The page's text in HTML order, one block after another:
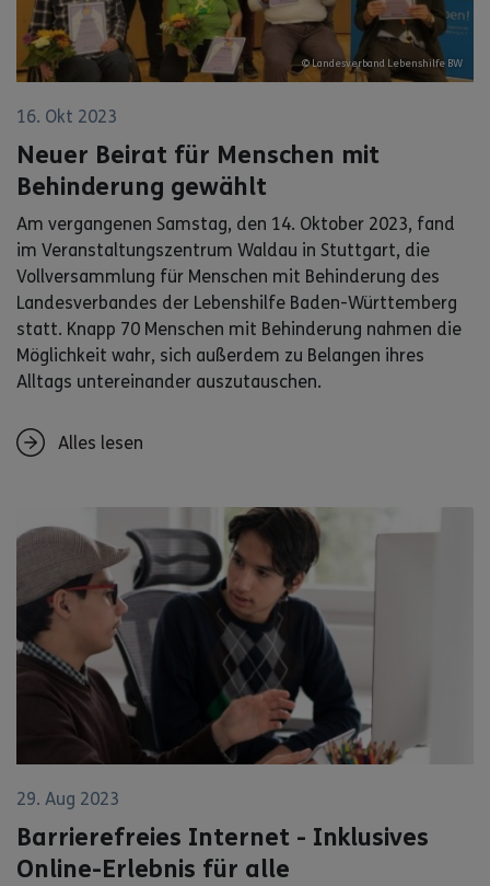
© Landesverband Lebenshilfe BW
16. Okt 2023
Neuer Beirat für Menschen mit
Behinderung gewählt
Am vergangenen Samstag, den 14. Oktober 2023, fand
im Veranstaltungszentrum Waldau in Stuttgart, die
Vollversammlung für Menschen mit Behinderung des
Landesverbandes der Lebenshilfe Baden-Württemberg
statt. Knapp 70 Menschen mit Behinderung nahmen die
Möglichkeit wahr, sich außerdem zu Belangen ihres
Alltags untereinander auszutauschen.
Alles lesen
29. Aug 2023
Barrierefreies Internet - Inklusives
Online-Erlebnis für alle